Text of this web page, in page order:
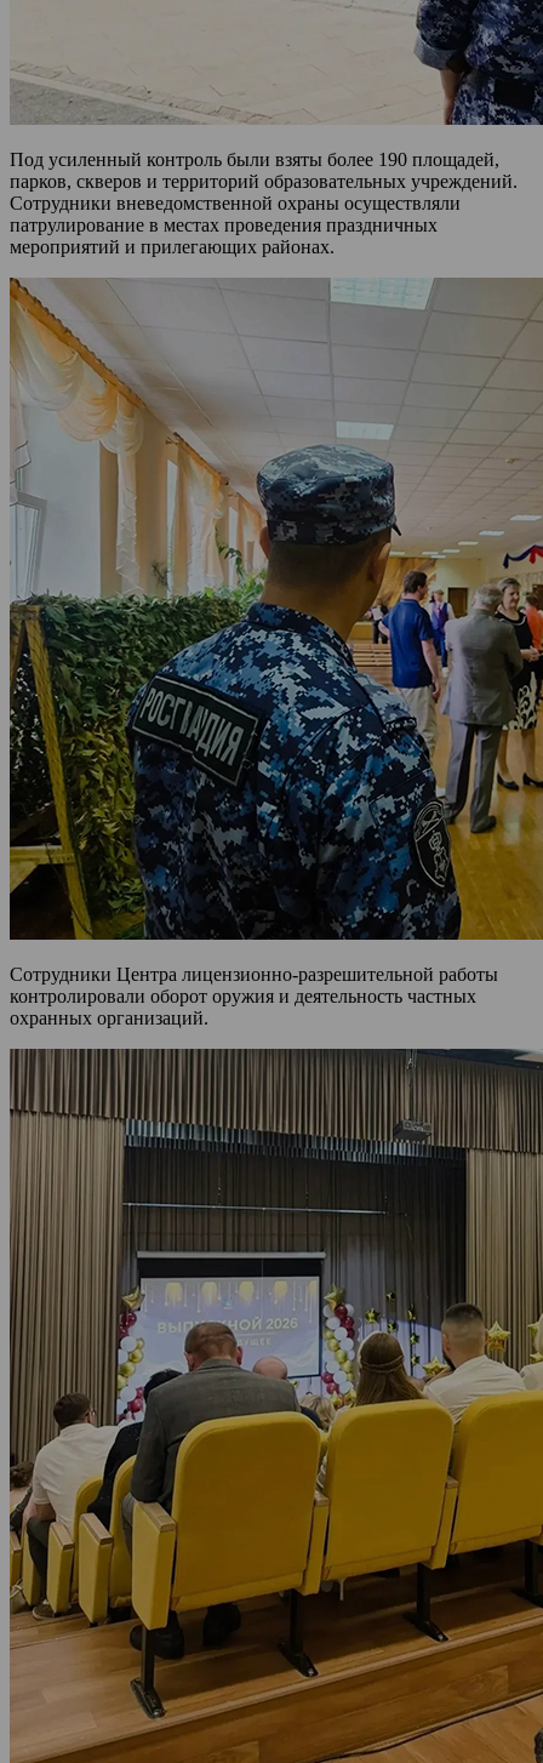
Под усиленный контроль были взяты более 190 площадей,
парков, скверов и территорий образовательных учреждений.
Сотрудники вневедомственной охраны осуществляли
патрулирование в местах проведения праздничных
мероприятий и прилегающих районах.
Сотрудники Центра лицензионно-разрешительной работы
контролировали оборот оружия и деятельность частных
охранных организаций.